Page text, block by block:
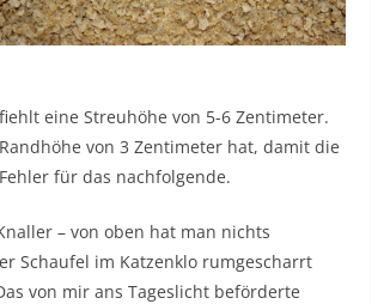
eine Streuhöhe von 5-6 Zentimeter.
von 3 Zentimeter hat, damit die
für das nachfolgende.
– von oben hat man nichts
Schaufel im Katzenklo rumgescharrt
von mir ans Tageslicht beförderte